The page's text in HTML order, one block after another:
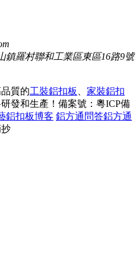
鎮羅村聯和工業區東區16路9號
質的工裝鋁扣板
家裝鋁扣
發和生產！ 備案號：粵ICP備
鋁扣板博客 鋁方通問答鋁方通